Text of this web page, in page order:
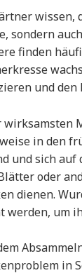
wissen,
sondern
finden
und den
wirksamsten
in den
und sich auf
oder
dienen.
werden, um
in